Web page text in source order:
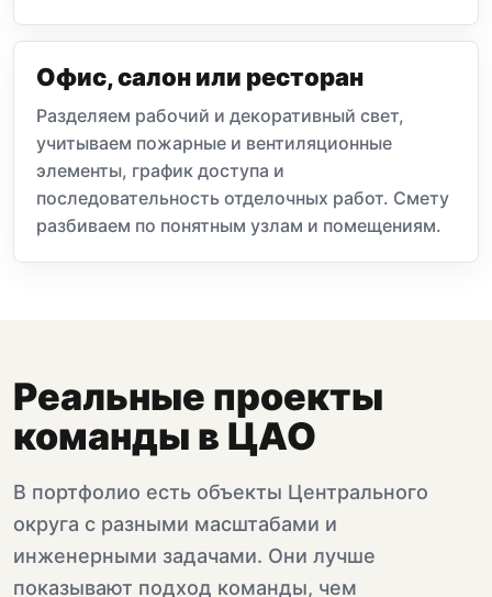
Офис, салон или ресторан
Разделяем рабочий и декоративный свет,
учитываем пожарные и вентиляционные
элементы, график доступа и
последовательность отделочных работ. Смету
разбиваем по понятным узлам и помещениям.
Реальные проекты
команды в ЦАО
В портфолио есть объекты Центрального
округа с разными масштабами и
инженерными задачами. Они лучше
показывают подход команды, чем